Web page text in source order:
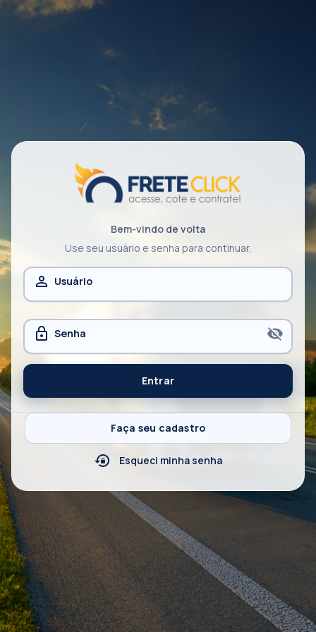
Bem-vindo de volta
Use seu usuário e senha para continuar.
person_outline
lock_outline visibility_off
Entrar
Faça seu cadastro
lock_reset Esqueci minha senha